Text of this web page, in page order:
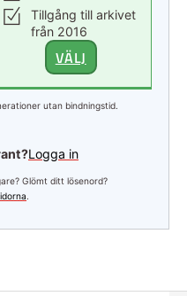
Tillgång till arkivet
från 2016
VÄLJ
utan bindningstid.
Logga in
Glömt ditt lösenord?
.